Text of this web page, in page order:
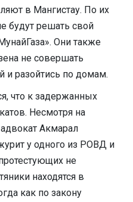
в Мангистау. По их
будут решать свой
Они также
не совершать
и разойтись по домам.
что к задержанных
Несмотря на
Акмарал
у одного из РОВД и
не
находятся в
как по закону